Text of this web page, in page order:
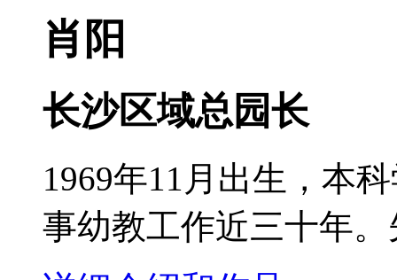
肖阳
长沙区域总园长
1969年11月出生，本
事幼教工作近三十年